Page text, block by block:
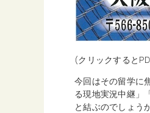
(クリックすると
今回はその留学に
る現地実況中継」
と結ぶのでしょう